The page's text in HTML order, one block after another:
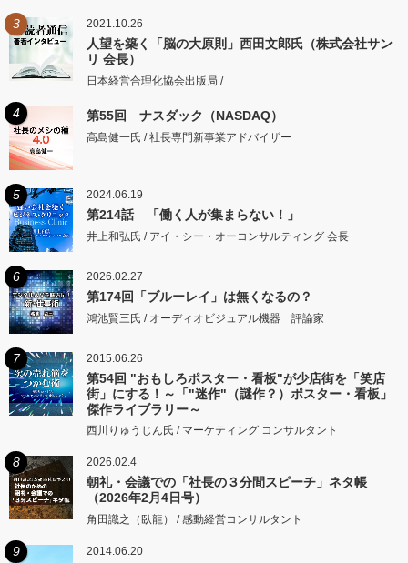
3 2021.10.26
人望を築く「脳の大原則」西田文郎氏（株式会社サン
リ 会長）
日本経営合理化協会出版局 /
4 第55回 ナスダック（NASDAQ）
高島健一氏 / 社長専門新事業アドバイザー
5 2024.06.19
第214話 「働く人が集まらない！」
井上和弘氏 / アイ・シー・オーコンサルティング 会長
6 2026.02.27
第174回「ブルーレイ」は無くなるの？
鴻池賢三氏 / オーディオビジュアル機器 評論家
7 2015.06.26
第54回 "おもしろポスター・看板"が少店街を「笑店
街」にする！～「"迷作"（謎作？）ポスター・看板」
傑作ライブラリー～
西川りゅうじん氏 / マーケティング コンサルタント
8 2026.02.4
朝礼・会議での「社長の３分間スピーチ」ネタ帳
（2026年2月4日号）
角田識之（臥龍） / 感動経営コンサルタント
9 2014.06.20